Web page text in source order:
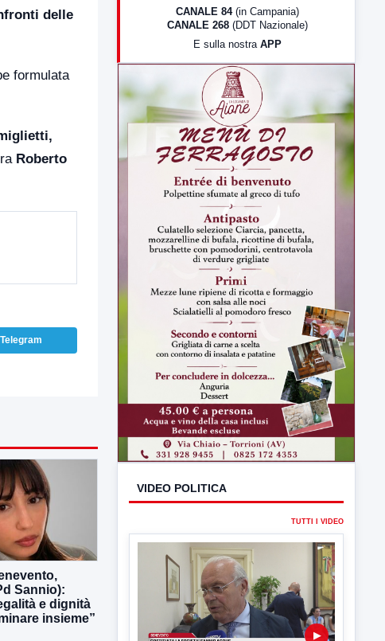
delle
formulata
Roberto
Telegram
Sannio):
e dignità
insieme”
LabNews (Diretta)
LabNews (replica)
CANALE 84 (in Campania)
CANALE 268 (DDT Nazionale)
E sulla nostra APP
VIDEO POLITICA
4 AGOSTO 2026 POLITICA